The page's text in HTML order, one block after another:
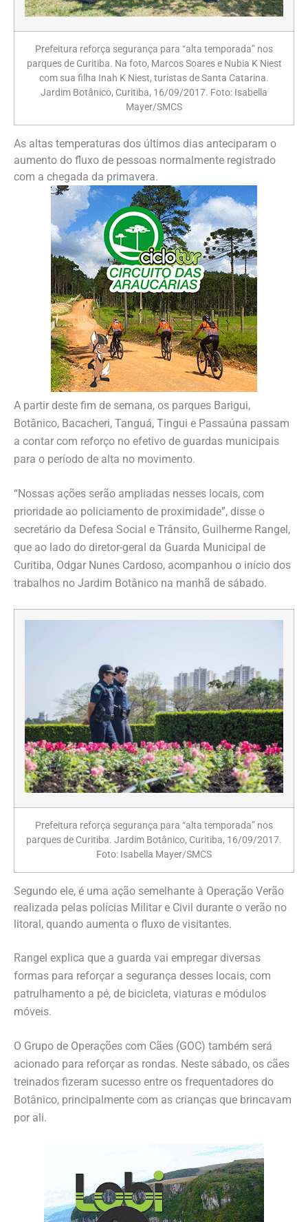
Prefeitura reforça segurança para “alta temporada” nos
parques de Curitiba. Na foto, Marcos Soares e Nubia K Niest
com sua filha Inah K Niest, turistas de Santa Catarina.
Jardim Botânico, Curitiba, 16/09/2017. Foto: Isabella
Mayer/SMCS
As altas temperaturas dos últimos dias anteciparam o
aumento do fluxo de pessoas normalmente registrado
com a chegada da primavera.
A partir deste fim de semana, os parques Barigui,
Botânico, Bacacheri, Tanguá, Tingui e Passaúna passam
a contar com reforço no efetivo de guardas municipais
para o período de alta no movimento.
“Nossas ações serão ampliadas nesses locais, com
prioridade ao policiamento de proximidade”, disse o
secretário da Defesa Social e Trânsito, Guilherme Rangel,
que ao lado do diretor-geral da Guarda Municipal de
Curitiba, Odgar Nunes Cardoso, acompanhou o início dos
trabalhos no Jardim Botânico na manhã de sábado.
Prefeitura reforça segurança para “alta temporada” nos
parques de Curitiba. Jardim Botânico, Curitiba, 16/09/2017.
Foto: Isabella Mayer/SMCS
Segundo ele, é uma ação semelhante à Operação Verão
realizada pelas polícias Militar e Civil durante o verão no
litoral, quando aumenta o fluxo de visitantes.
Rangel explica que a guarda vai empregar diversas
formas para reforçar a segurança desses locais, com
patrulhamento a pé, de bicicleta, viaturas e módulos
móveis.
O Grupo de Operações com Cães (GOC) também será
acionado para reforçar as rondas. Neste sábado, os cães
treinados fizeram sucesso entre os frequentadores do
Botânico, principalmente com as crianças que brincavam
por ali.